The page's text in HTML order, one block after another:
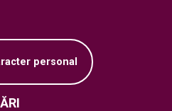
personal